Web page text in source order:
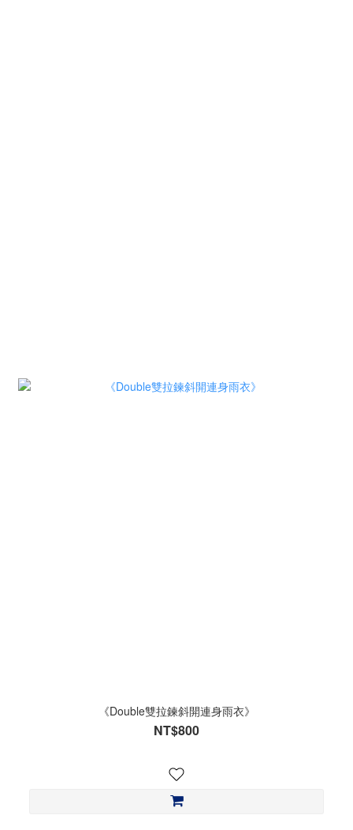
《Double雙拉鍊斜開連身雨衣》
NT$800